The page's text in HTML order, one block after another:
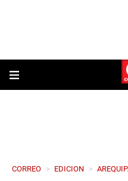
CORREO > EDICION >